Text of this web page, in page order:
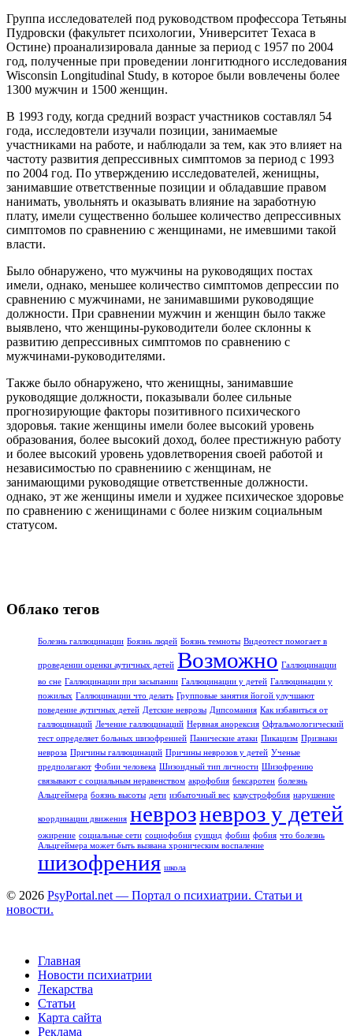
Группа исследователей под руководством профессора Тетьяны
Пудровски (факультет психологии, Университет Техаса в
Остине) проанализировала данные за период с 1957 по 2004
год, полученные при проведении лонгитюдного исследования
Wisconsin Longitudinal Study, в которое были вовлечены более
1300 мужчин и 1500 женщин.
В 1993 году, когда средний возраст участников составлял 54
года, исследовтели изучали позиции, занимаемые
участниками на работе, и наблюдали за тем, как это влияет на
частоту развития депрессивных симптомов за период с 1993
по 2004 год. По утверждению исследователей, женищны,
занимавшие ответственные позиции и обладавшие правом
нанимать, увольнять и оказывать влияние на заработную
плату, имели существенно большее количество депрессивных
симптомов по сравнению с женщинами, не имевшими такой
власти.
Было обнаружено, что мужчины на руководящих постах
имели, однако, меньшее количество симптомов депрессии по
сравнению с мужчинами, не занимавшими руководящие
должности. При сравнении мужчин и женщин было также
выявлено, что женщины-руководители более склонны к
развитию депрессивных симптомов по сравнению с
мужчинами-руководителями.
Также было обнаружено, что женищны, занимавшие
руководящие должности, показывали более сильные
прогнозирующие факторы позитивного психического
здоровья. такие женщины имели более высокий уровень
образования, более высокий доход, более престижную работу
и более высокий уровень удовлетворения своей работой и
независимостью по сравнениию с женщинам, не
занимающими руководящие ответственные должности.
однако, эт же женщины имели и худжее психическое здоровье
по сравнению с женищинами с более низким социальным
статусом.
Облако тегов
Болезнь галлюцинации Боязнь людей Боязнь темноты Видеотест помогает в
проведении оценки аутичных детей Возможно Галлюцинации
во сне Галлюцинации при засыпании Галлюцинации у детей Галлюцинации у
пожилых Галлюцинации что делать Групповые занятия йогой улучшают
поведение аутичных детей Детские неврозы Дипсомания Как избавиться от
галлюцинаций Лечение галлюцинаций Нервная анорексия Офтальмологический
тест определяет больных шизофренией Панические атаки Пикацизм Признаки
невроза Причины галлюцинаций Причины неврозов у детей Ученые
предполагают Фобии человека Шизоидный тип личности Шизофрению
связывают с социальным неравенством акрофобия бексаротен болезнь
Альцгеймера боязнь высоты дети избыточный вес клаустрофобия нарушение
координации движения неврозневроз у детей
ожирение социальные сети социофобия суицид фобии фобия что болезнь
Альцгеймера может быть вызвана хроническим воспаление
шизофрения школа
© 2026 PsyPortal.net — Портал о психиатрии. Статьи и
новости.
Главная
Новости психиатрии
Лекарства
Статьи
Карта сайта
Реклама